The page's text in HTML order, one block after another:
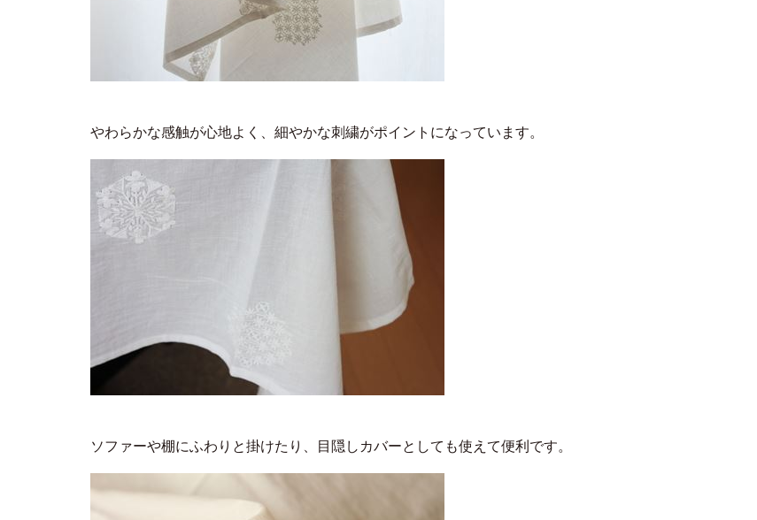
やわらかな感触が心地よく、細やかな刺繍がポイントになっています。
ソファーや棚にふわりと掛けたり、目隠しカバーとしても使えて便利です。